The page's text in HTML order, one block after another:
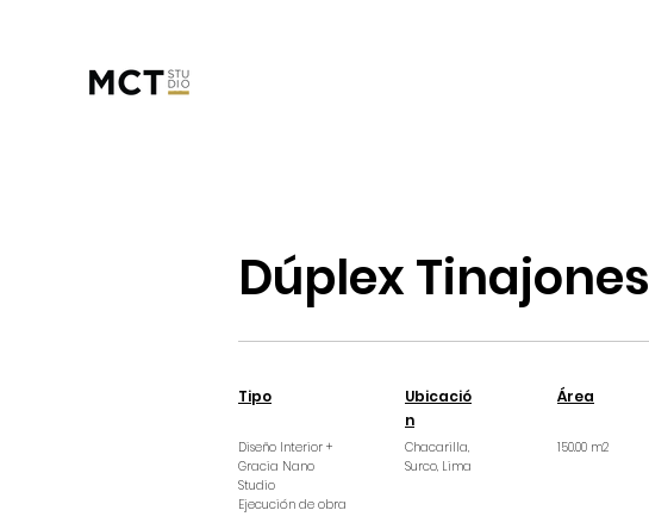
Dúplex Tinajones
Tipo
Diseño Interior +
Gracia Nano
Studio
Ejecución de obra
Ubicació
n
Chacarilla,
Surco, Lima
Área
150.00 m2